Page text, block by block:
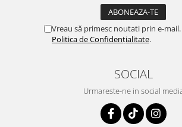
Vreau să primesc noutati prin e-
Politica de Confidențialitate.
SOCIAL
Urmareste-ne in social